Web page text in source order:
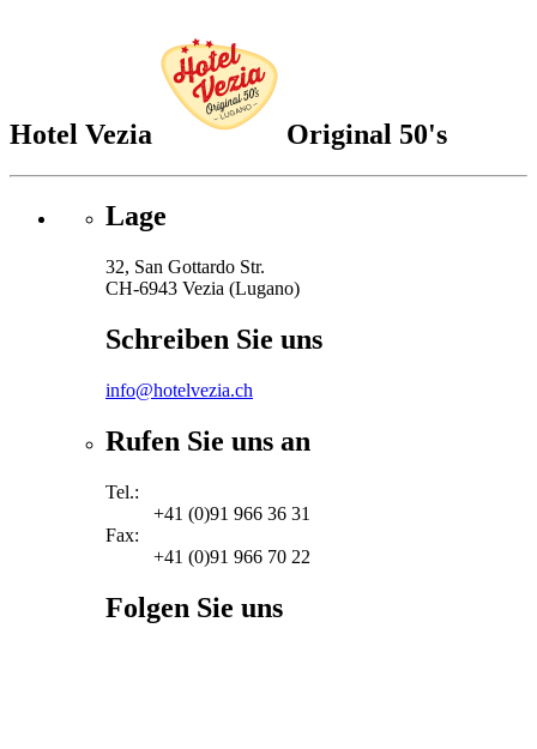
Hotel Vezia Original 50's
Lage
32, San Gottardo Str.
CH-6943 Vezia (Lugano)
Schreiben Sie uns
info@hotelvezia.ch
Rufen Sie uns an
Tel.:
+41 (0)91 966 36 31
Fax:
+41 (0)91 966 70 22
Folgen Sie uns